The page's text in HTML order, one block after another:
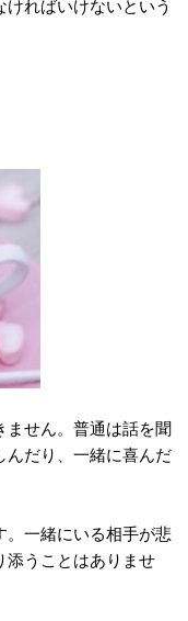
ればいけないという
ません。普通は話を聞
んだり、一緒に喜んだ
。一緒にいる相手が悲
添うことはありませ